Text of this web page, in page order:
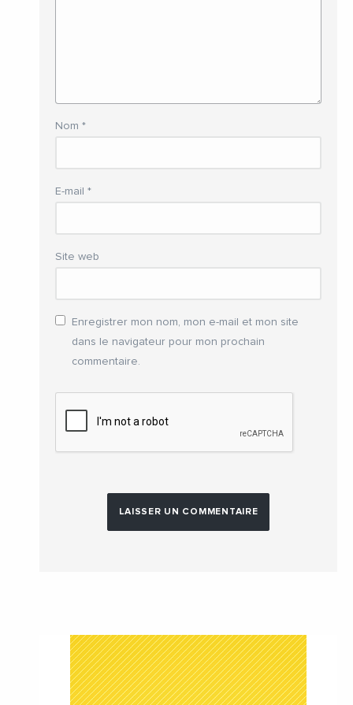
Nom *
E-mail *
Site web
Enregistrer mon nom, mon e-mail et mon site
dans le navigateur pour mon prochain
commentaire.